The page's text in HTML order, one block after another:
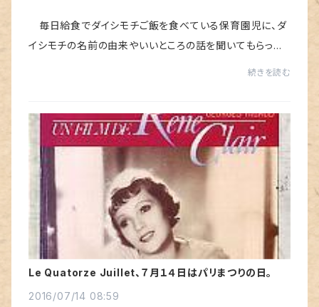
毎日給食でダイシモチご飯を食べている保育園児に、ダ
イシモチの名前の由来やいいところの話を聞いてもらった
続きを読む
Le Quatorze Juillet、７月１４日はパリまつりの日。
2016/07/14 08:59